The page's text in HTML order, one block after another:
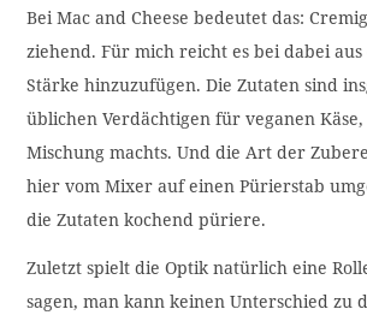
Bei Mac and Cheese bedeutet das:
ziehend. Für mich reicht es bei dabei aus
Stärke hinzuzufügen. Die Zutaten sind
üblichen Verdächtigen für veganen
Mischung machts. Und die Art der
hier vom Mixer auf einen Pürierstab
die Zutaten kochend püriere.
Zuletzt spielt die Optik natürlich eine
sagen, man kann keinen Unterschied zu